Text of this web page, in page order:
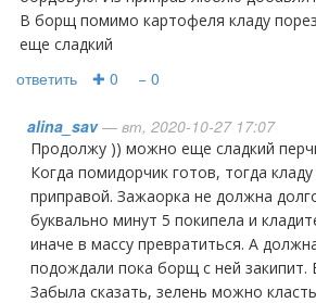
В борщ помимо картофеля кладу
еще сладкий
ответить ✚ 0 − 0
alina_sav— вт, 2020-10-27 17:07
Продолжу )) можно еще сладкий
Когда помидорчик готов, тогда
приправой. Зажаорка не должна
буквально минут 5 покипела и
иначе в массу превратиться. А
подождали пока борщ с ней закипит.
Забыла сказать, зелень можно